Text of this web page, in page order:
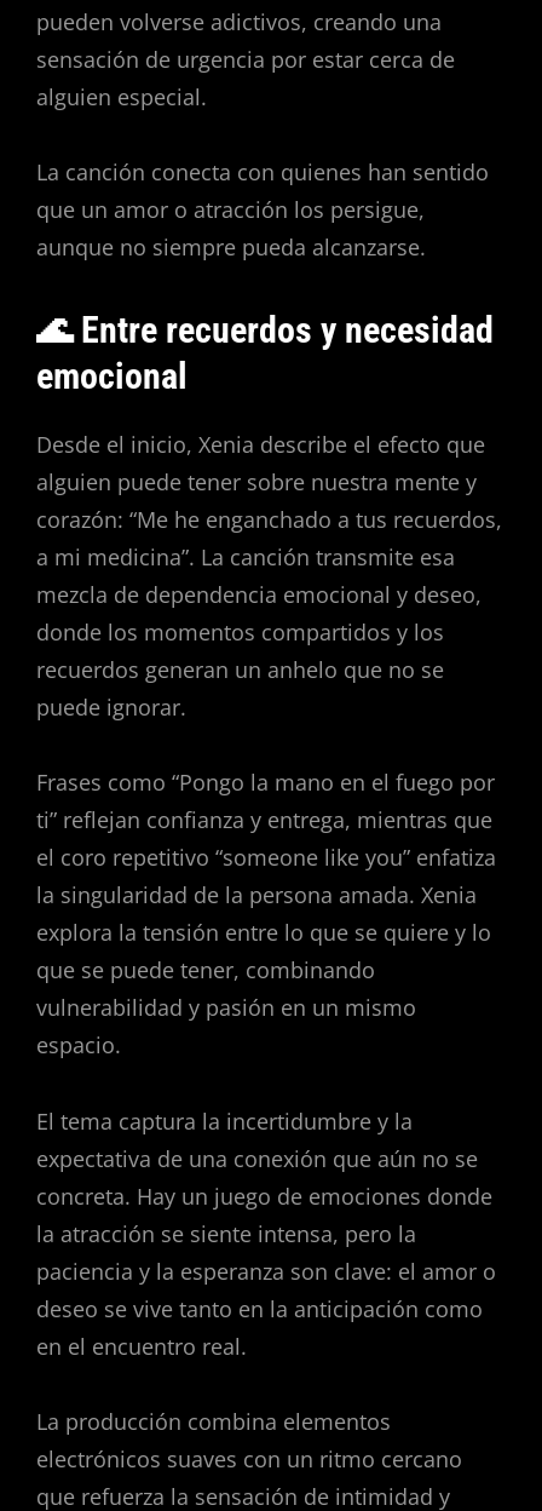
pueden volverse adictivos, creando una
sensación de urgencia por estar cerca de
alguien especial.
La canción conecta con quienes han sentido
que un amor o atracción los persigue,
aunque no siempre pueda alcanzarse.
🌊 Entre recuerdos y necesidad
emocional
Desde el inicio, Xenia describe el efecto que
alguien puede tener sobre nuestra mente y
corazón: “Me he enganchado a tus recuerdos,
a mi medicina”. La canción transmite esa
mezcla de dependencia emocional y deseo,
donde los momentos compartidos y los
recuerdos generan un anhelo que no se
puede ignorar.
Frases como “Pongo la mano en el fuego por
ti” reflejan confianza y entrega, mientras que
el coro repetitivo “someone like you” enfatiza
la singularidad de la persona amada. Xenia
explora la tensión entre lo que se quiere y lo
que se puede tener, combinando
vulnerabilidad y pasión en un mismo
espacio.
El tema captura la incertidumbre y la
expectativa de una conexión que aún no se
concreta. Hay un juego de emociones donde
la atracción se siente intensa, pero la
paciencia y la esperanza son clave: el amor o
deseo se vive tanto en la anticipación como
en el encuentro real.
La producción combina elementos
electrónicos suaves con un ritmo cercano
que refuerza la sensación de intimidad y